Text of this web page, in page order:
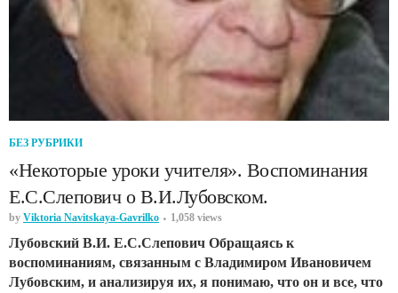
БЕЗ РУБРИКИ
«Некоторые уроки учителя». Воспоминания
Е.С.Слепович о В.И.Лубовском.
by Viktoria Navitskaya-Gavrilko 1,058 views
Лубовский В.И. Е.С.Слепович Обращаясь к
воспоминаниям, связанным с Владимиром Ивановичем
Лубовским, и анализируя их, я понимаю, что он и все, что